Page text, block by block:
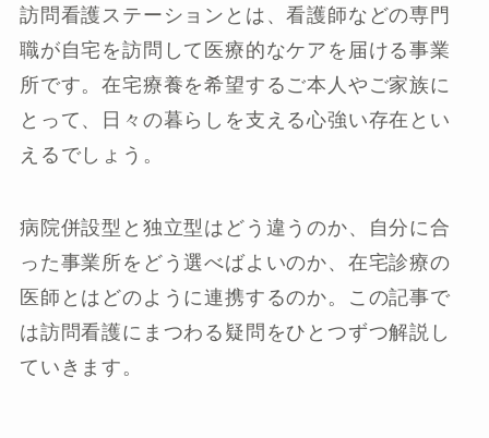
訪問看護ステーションとは、看護師などの専門
職が自宅を訪問して医療的なケアを届ける事業
所です。在宅療養を希望するご本人やご家族に
とって、日々の暮らしを支える心強い存在とい
えるでしょう。
病院併設型と独立型はどう違うのか、自分に合
った事業所をどう選べばよいのか、在宅診療の
医師とはどのように連携するのか。この記事で
は訪問看護にまつわる疑問をひとつずつ解説し
ていきます。